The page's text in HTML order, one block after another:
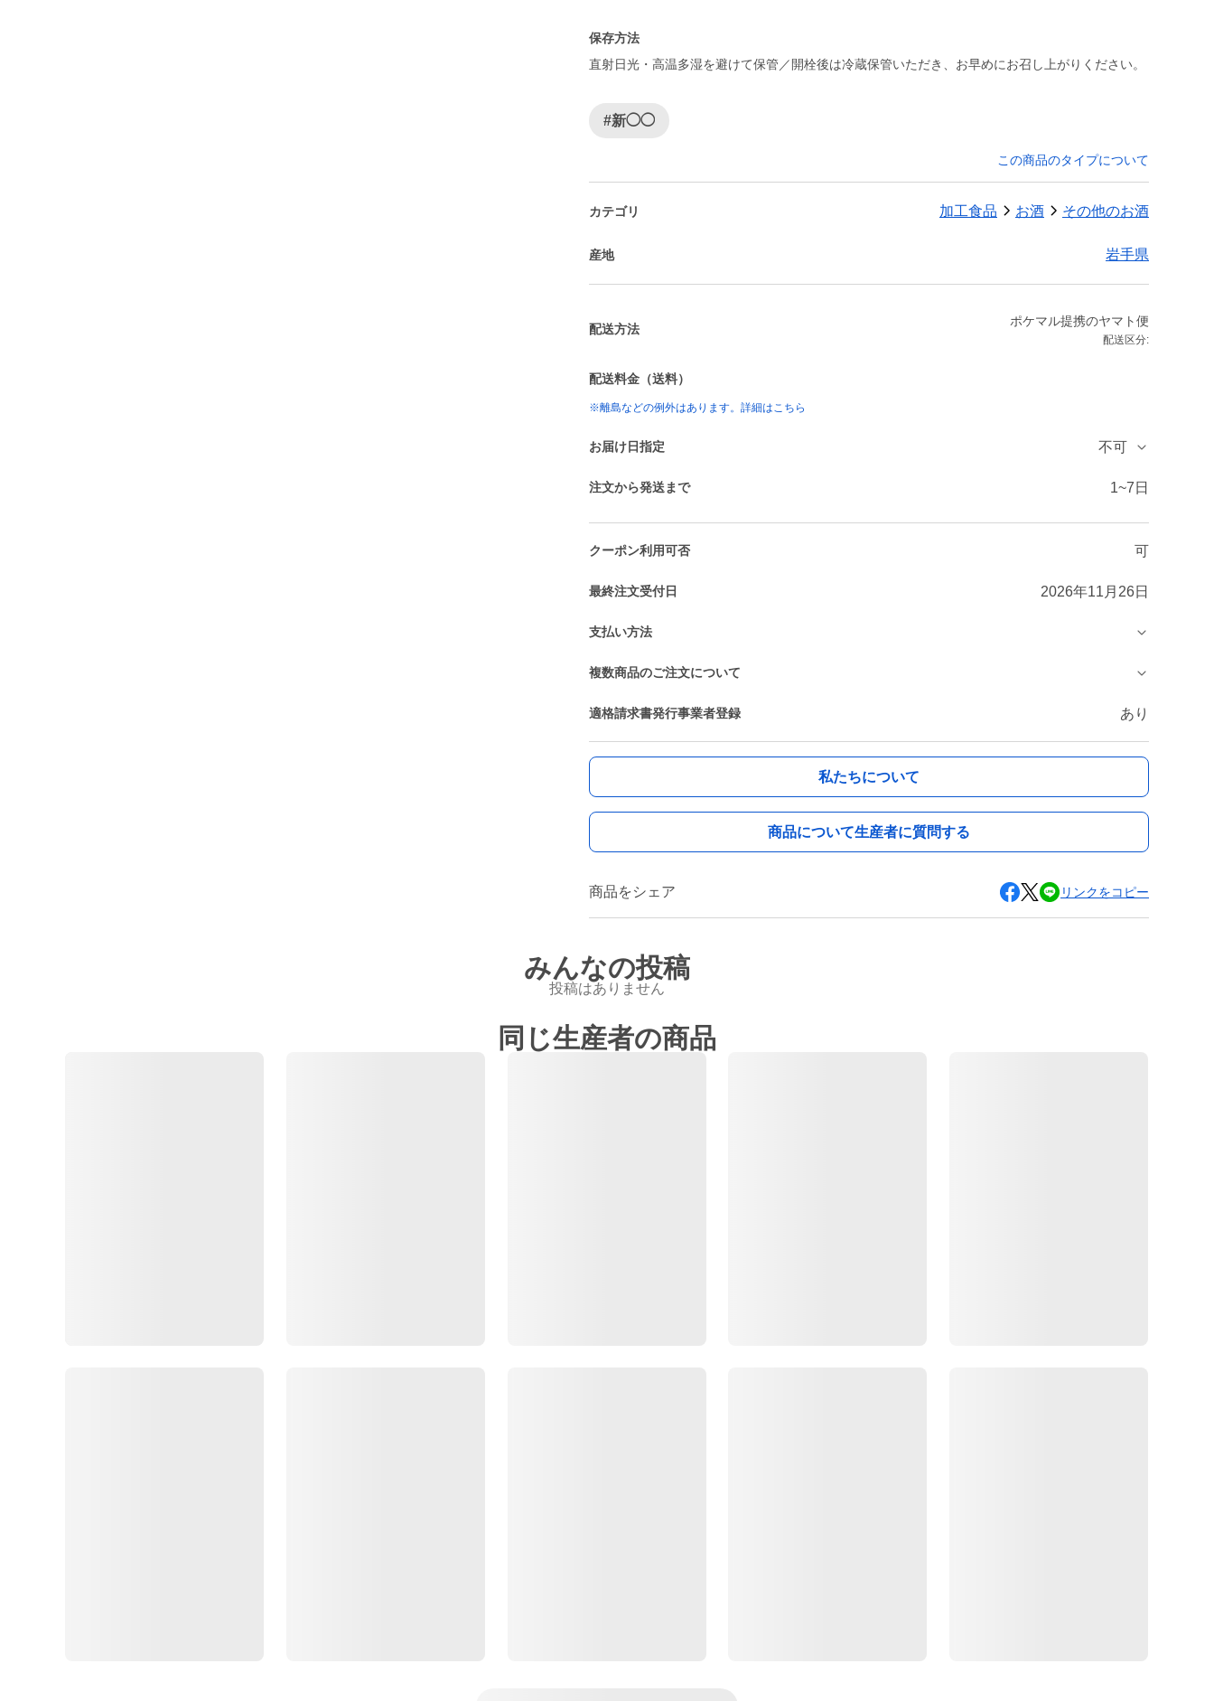
保存方法
直射日光・高温多湿を避けて保管／開栓後は冷蔵保管いただき、お早めにお召し上がりください。
#新◯◯
この商品のタイプについて
カテゴリ 加工食品 お酒 その他のお酒
産地 岩手県
配送方法
ポケマル提携のヤマト便
配送区分:
配送料金（送料）
※離島などの例外はあります。詳細はこちら
お届け日指定 不可
注文から発送まで 1~7日
クーポン利用可否 可
最終注文受付日 2026年11月26日
支払い方法
複数商品のご注文について
適格請求書発行事業者登録 あり
私たちについて
商品について生産者に質問する
商品をシェア リンクをコピー
みんなの投稿
投稿はありません
同じ生産者の商品